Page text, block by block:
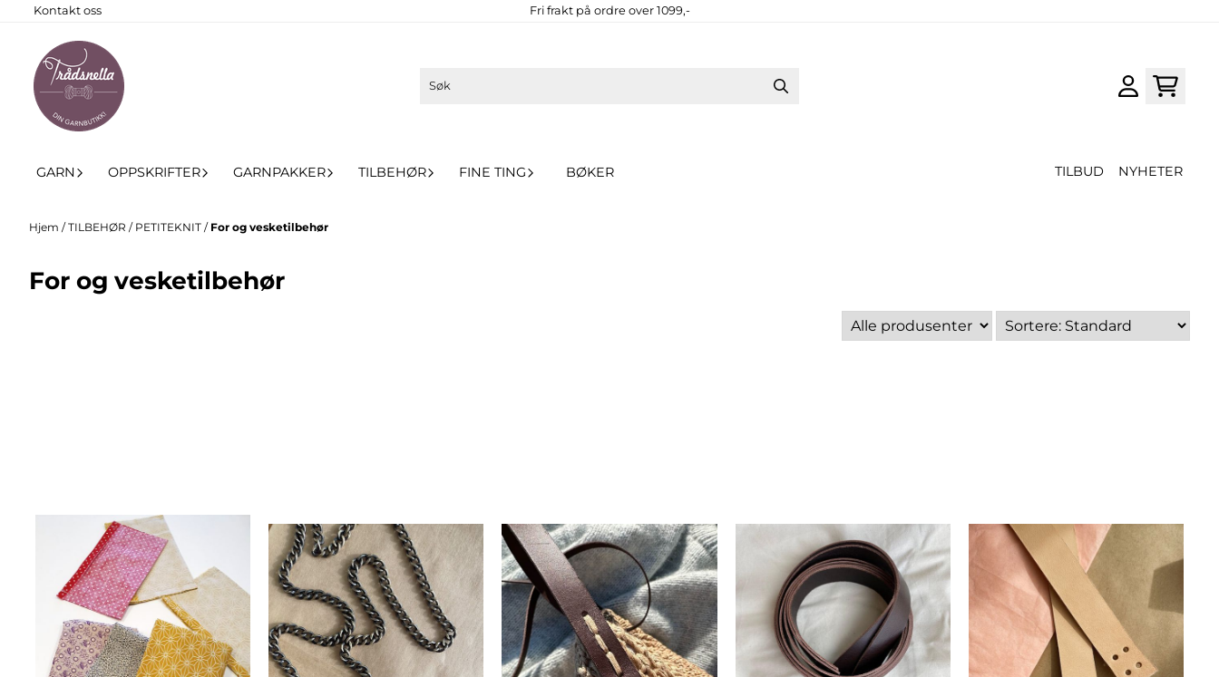
Hopp til innhold
Kontakt oss Fri frakt på ordre over 1099,-
GARN OPPSKRIFTER GARNPAKKER TILBEHØR FINE TING BØKER TILBUD NYHETER
Hjem /TILBEHØR / PETITEKNIT / For og vesketilbehør
For og vesketilbehør